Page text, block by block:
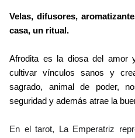
Velas, difusores,
casa, un ritual.
Afrodita es la diosa del amor
cultivar vínculos sanos y
sagrado, animal de poder,
seguridad y además atrae la
En el tarot, La Emperatriz